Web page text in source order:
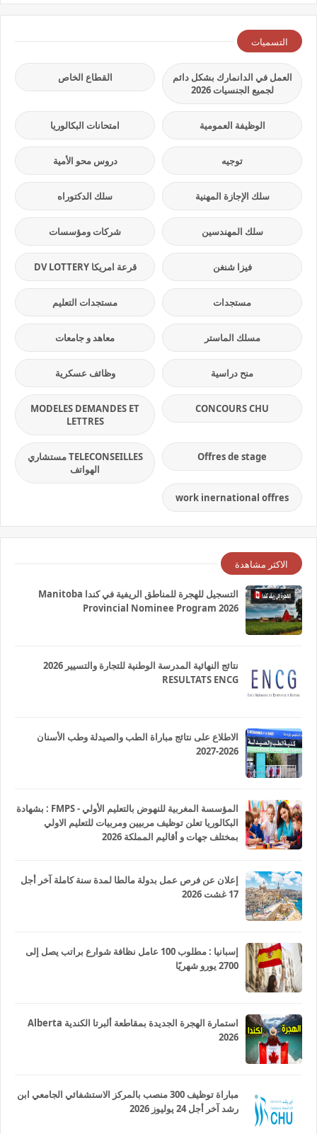
التسميات
العمل في الدانمارك بشكل دائم
لجميع الجنسيات 2026
القطاع الخاص
الوظيفة العمومية امتحانات البكالوريا
توجيه دروس محو الأمية
سلك الإجازة المهنية سلك الدكتوراه
سلك المهندسين شركات ومؤسسات
فيزا شنغن قرعة امريكا DV LOTTERY
مستجدات مستجدات التعليم
مسلك الماستر معاهد و جامعات
منح دراسية وظائف عسكرية
CONCOURS CHU
MODELES DEMANDES ET
LETTRES
Offres de stage
TELECONSEILLES مستشاري
الهواتف
work inernational offres
الاكثر مشاهدة
التسجيل للهجرة للمناطق الريفية في كندا Manitoba
Provincial Nominee Program 2026
نتائج النهائية المدرسة الوطنية للتجارة والتسيير 2026
RESULTATS ENCG
الاطلاع على نتائج مباراة الطب والصيدلة وطب الأسنان
2026-2027
المؤسسة المغربية للنهوض بالتعليم الأولي - FMPS : بشهادة
البكالوريا تعلن توظيف مربيين ومربيات للتعليم الاولي
بمختلف جهات و أقاليم المملكة 2026
إعلان عن فرص عمل بدولة مالطا لمدة سنة كاملة آخر أجل
17 غشت 2026
إسبانيا : مطلوب 100 عامل نظافة شوارع براتب يصل إلى
2700 يورو شهريًا
استمارة الهجرة الجديدة بمقاطعة ألبرتا الكندية Alberta
2026
مباراة توظيف 300 منصب بالمركز الاستشفائي الجامعي ابن
رشد آخر أجل 24 يوليوز 2026